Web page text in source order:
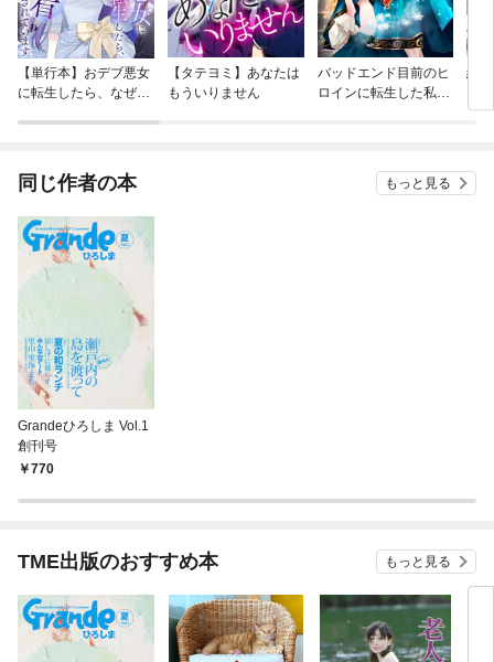
【単行本】おデブ悪女
に転生したら、なぜか
【タテヨミ】あなたは
もういりません
バッドエンド目前のヒ
ロインに転生した私、
結
同じ作者の本 もっと見る
Grandeひろしま Vol.1
創刊号
770
TME出版のおすすめ本 もっと見る